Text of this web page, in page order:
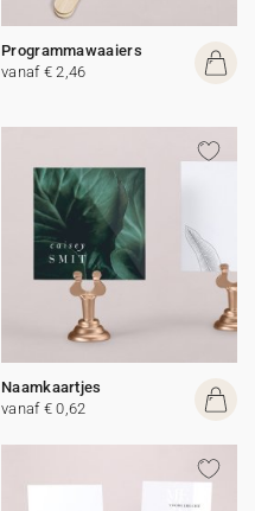
Programmawaaiers
vanaf € 2,46
Naamkaartjes
vanaf € 0,62